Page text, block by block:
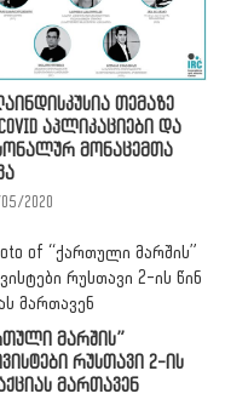
თემაზე
აპლიკაციები და
მონაცემთა
2020
მარშის”
რუსთავი 2-ის
მართავენ